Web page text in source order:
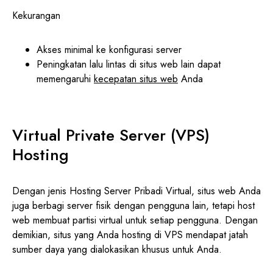
Kekurangan
Akses minimal ke konfigurasi server
Peningkatan lalu lintas di situs web lain dapat
memengaruhi kecepatan situs web Anda
Virtual Private Server (VPS)
Hosting
Dengan jenis Hosting Server Pribadi Virtual, situs web Anda
juga berbagi server fisik dengan pengguna lain, tetapi host
web membuat partisi virtual untuk setiap pengguna. Dengan
demikian, situs yang Anda hosting di VPS mendapat jatah
sumber daya yang dialokasikan khusus untuk Anda.